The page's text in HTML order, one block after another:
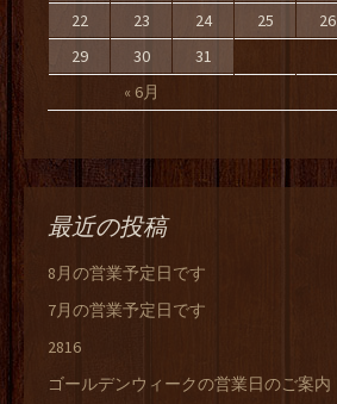
« 6月
22
23 24 25 26
29
30 31
最近の投稿
8月の営業予定日です
7月の営業予定日です
2816
ゴールデンウィークの営業日のご案内